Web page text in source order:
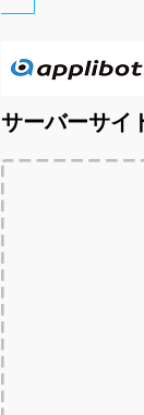
サーバーサイ